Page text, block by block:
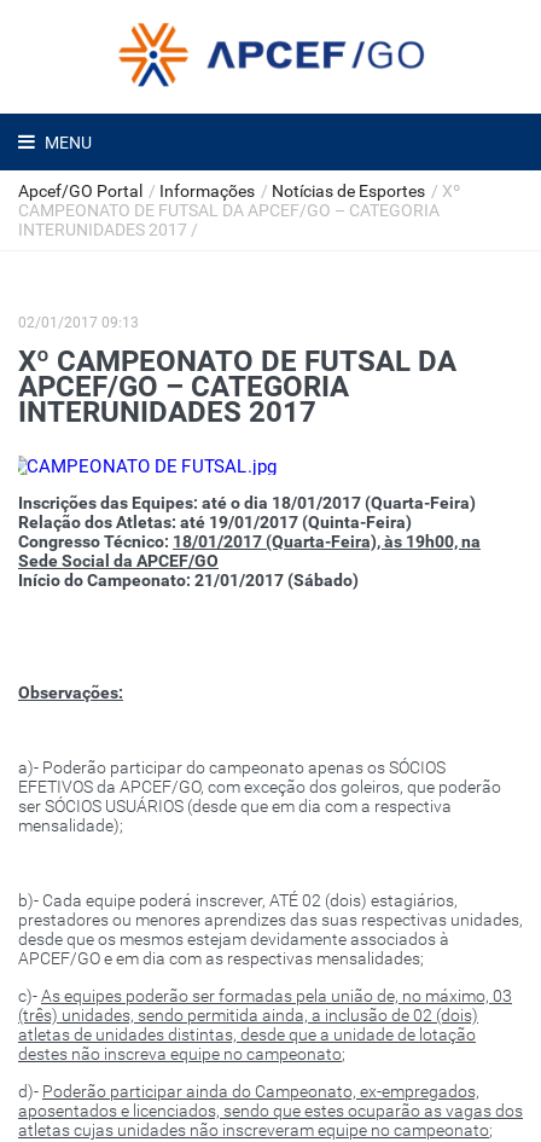
MENU
Apcef/GO Portal / Informações / Notícias de Esportes / Xº
CAMPEONATO DE FUTSAL DA APCEF/GO – CATEGORIA
INTERUNIDADES 2017 /
02/01/2017 09:13
Xº CAMPEONATO DE FUTSAL DA
APCEF/GO – CATEGORIA
INTERUNIDADES 2017
Inscrições das Equipes: até o dia 18/01/2017 (Quarta-Feira)
Relação dos Atletas: até 19/01/2017 (Quinta-Feira)
Congresso Técnico: 18/01/2017 (Quarta-Feira), às 19h00, na
Sede Social da APCEF/GO
Início do Campeonato: 21/01/2017 (Sábado)
Observações:
a)- Poderão participar do campeonato apenas os SÓCIOS
EFETIVOS da APCEF/GO, com exceção dos goleiros, que poderão
ser SÓCIOS USUÁRIOS (desde que em dia com a respectiva
mensalidade);
b)- Cada equipe poderá inscrever, ATÉ 02 (dois) estagiários,
prestadores ou menores aprendizes das suas respectivas unidades,
desde que os mesmos estejam devidamente associados à
APCEF/GO e em dia com as respectivas mensalidades;
c)-As equipes poderão ser formadas pela união de, no máximo, 03
(três) unidades, sendo permitida ainda, a inclusão de 02 (dois)
atletas de unidades distintas, desde que a unidade de lotação
destes não inscreva equipe no campeonato;
d)- Poderão participar ainda do Campeonato, ex-empregados,
aposentados e licenciados, sendo que estes ocuparão as vagas dos
atletas cujas unidades não inscreveram equipe no campeonato;